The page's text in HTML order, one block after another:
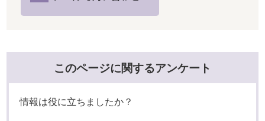
このページに関するアンケート
情報は役に立ちましたか？